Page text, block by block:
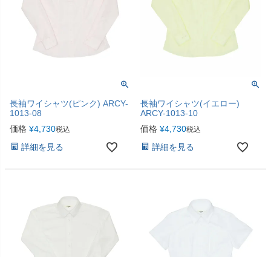
長袖ワイシャツ(ピンク) ARCY-
1013-08
価格 ¥4,730税込
詳細を見る
長袖ワイシャツ(イエロー)
ARCY-1013-10
価格 ¥4,730税込
詳細を見る